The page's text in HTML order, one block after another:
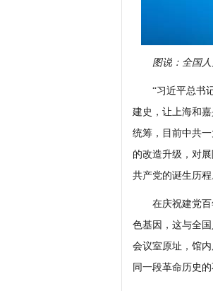
图说：全国
“习近平总书记
建史，让上海和
统筹，目前中共
的改造升级，对
共产党的诞生历程
在庆祝建党百年
色基因，这与全
会议室原址，馆
同一段革命历史